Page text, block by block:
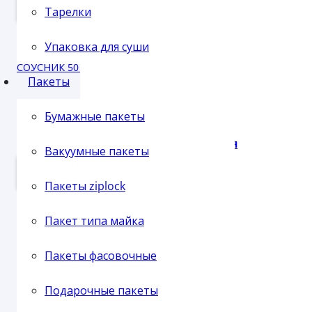
Пленка упаковочная
Пленка паллетная
Пленка ПВХ
Тарелки
Упаковка для суши
Пакеты
Бумажные пакеты
Вакуумные пакеты
Пакеты ziplock
Пакет типа майка
Пакеты фасовочные
Подарочные пакеты
В КОРЗИНУ
СОУСНИК 50 МЛ (50/2000)
В наличии
3.07₽
₽ - от 10.000 рублей
2.54 ₽ - от 50.000 рублей
18.44₽